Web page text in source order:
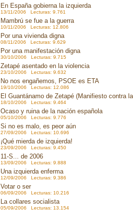
En España gobierna la izquierda
13/11/2006 Lecturas: 9.761
Mambrú se fue a la guerra
10/11/2006 Lecturas: 12.806
Por una vivienda digna
08/11/2006 Lecturas: 9.629
Por una manifestación digna
30/10/2006 Lecturas: 9.715
Zetapé asentado en la violencia
23/10/2006 Lecturas: 9.632
No nos engañemos, PSOE es ETA
19/10/2006 Lecturas: 12.086
El Guantánamo de Zetapé (Manifiesto contra
18/10/2006 Lecturas: 9.464
Ocaso y ruina de la nación española
05/10/2006 Lecturas: 9.776
Si no es malo, es peor aún
27/09/2006 Lecturas: 10.696
¡Qué mierda de izquierda!
23/09/2006 Lecturas: 9.450
11-S... de 2006
13/09/2006 Lecturas: 9.888
Una izquierda enferma
12/09/2006 Lecturas: 9.386
Votar o ser
06/09/2006 Lecturas: 10.216
La collares socialista
05/09/2006 Lecturas: 13.154